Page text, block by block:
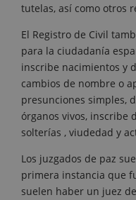
tutelas, así como otros
El Registro de Civil
para la ciudadanía
inscribe nacimientos y
cambios de nombre o
presunciones simples,
órganos vivos, inscribe
solterías , viudedad y
Los juzgados de paz
primera instancia que
suelen haber un juez